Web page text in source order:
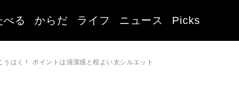
べる からだ ライフ ニュース Picks
はく！ ポイントは清潔感と程よい太シルエット